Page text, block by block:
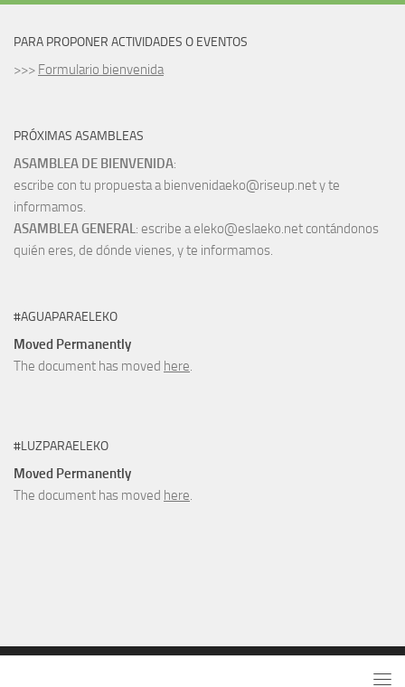
PARA PROPONER ACTIVIDADES O EVENTOS
>>> Formulario bienvenida
PRÓXIMAS ASAMBLEAS
ASAMBLEA DE BIENVENIDA:
escribe con tu propuesta a bienvenidaeko@riseup.net y te
informamos.
ASAMBLEA GENERAL : escribe a eleko@eslaeko.net contándonos
quién eres, de dónde vienes, y te informamos.
#AGUAPARAELEKO
Moved Permanently
The document has moved here
#LUZPARAELEKO
Moved Permanently
The document has moved here